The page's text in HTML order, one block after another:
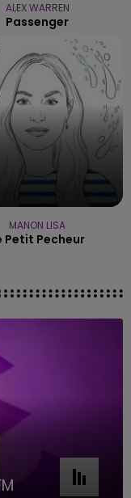
ALEX WARREN
Passenger
MANON LISA
Petit Pecheur